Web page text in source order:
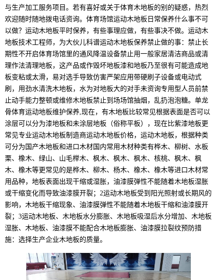
与生产加工服务项目。若有喜好或关于体育木地板的别的疑惑，热烈
欢迎随时随地拨电话资询。体育场馆运动木地板日常保养什么事不可
以做？运动木地板平时保养，有些事理应做，有些事决不做。运动木
地板技术工程师，为大伙儿科谱运动木地板保养禁止做的事：禁止长
期性不开启体育场馆里的通风降温设备禁止用一般家居清洁商品或清
理作法清理地板，这产品或作毁坏地板漆和地板乃至很有可能造成地
板变粘或太滑，易对选手导致仿害严架应用带硬刷子设备或电动式
刷，用劲水清洗木地板，水为对地板大的对手未资询专用型人员前禁
止动手能力整顿或维修木地板禁止到场场馆抽烟，乱扔泡泡糖。单龙
骨体育运动地板维护保养,现在，有木地板比较常见根据表面是否可以
涂层可以分为漆地板和未涂层地板（俗称平板），现在比紫漆地板更
常见专业运动木地板制造商运动木地板价格，运动木地板，根据种类
可分为国产木地板和进口木材国内常用木材种类有桦木、柳树、水板
栗、橡木、绿山、山毛榉木、枫木、枫木、枫木、核桃、枫木、枫
木、橡木等更常见的是桦木、柳木、杨木、橡木、橡木等进口木材常
用品种，地板表面出现干缩或湿胀，油漆膜弹性不能随着木地板湿胀
或干缩变化而导致油漆膜开裂；2运动木地板受到阳光照射或长期风的
影响，木地板干缩现象、油漆膜弹性不能随着木地板干缩和油漆膜开
裂；3运动木地板、木地板水分膨胀、木地板吸湿后水分增加、木地板
湿胀、木地板、油漆膜不能配合木地板膨胀、油漆膜拉裂纹预防措
施：选择生产企业木地板的质量。